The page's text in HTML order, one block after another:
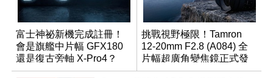
富士神祕新機完成註冊！
會是旗艦中片幅 GFX180
還是復古旁軸 X-Pro4？
挑戰視野極限！Tamron
12-20mm F2.8 (A084) 全
片幅超廣角變焦鏡正式發
表